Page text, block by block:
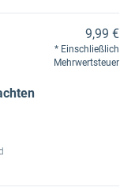
9,99 €
Einschließlich
Mehrwertsteuer